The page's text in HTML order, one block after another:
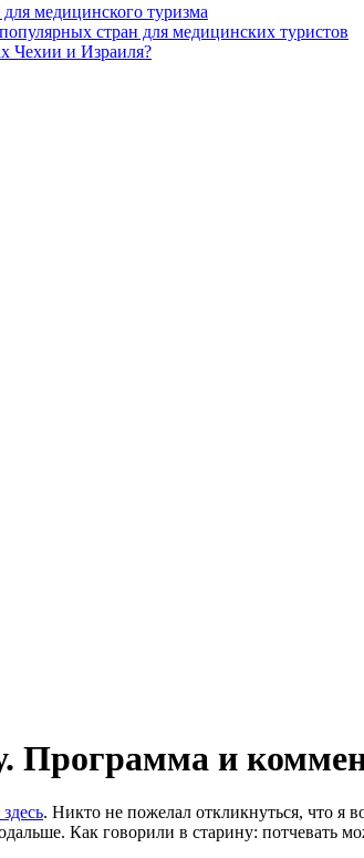
медицинского туризма
стран для медицинских туристов
Чехии и Израиля?
Программа и
. Никто не пожелал откликнуться, что я
Как говорили в старину: потчевать